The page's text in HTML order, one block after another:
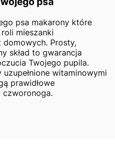
psa makarony które
mieszanki
domowych. Prosty,
skład to gwarancja
Twojego pupila.
uzupełnione witaminowymi
prawidłowe
czworonoga.